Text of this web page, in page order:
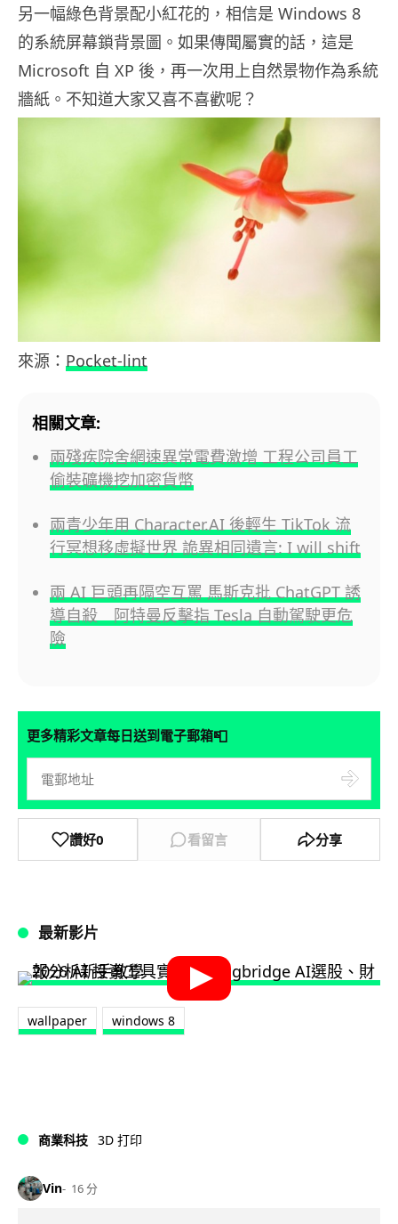
另一幅綠色背景配小紅花的，相信是 Windows 8
的系統屏幕鎖背景圖。如果傳聞屬實的話， 這是
Microsoft 自 XP 後， 再一次用上自然景物作為系統
牆紙。不知道大家又喜不喜歡呢？
來源： Pocket-lint
相關文章:
兩殘疾院舍網速異常電費激增 工程公司員工
偷裝礦機挖加密貨幣
兩青少年用 Character.AI 後輕生 TikTok 流
行冥想移虛擬世界 詭異相同遺言: I will shift
兩 AI 巨頭再隔空互罵 馬斯克批 ChatGPT 誘
導自殺 阿特曼反擊指 Tesla 自動駕駛更危
險
更多精彩文章每日送到電子郵箱📮
讚好0 看留言 分享
最新影片
wallpaper windows 8
商業科技 3D 打印
Vin 16 分